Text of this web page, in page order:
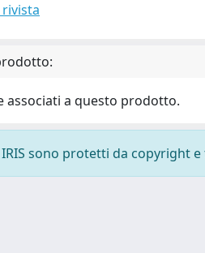
associati a questo prodotto.
sono protetti da copyright